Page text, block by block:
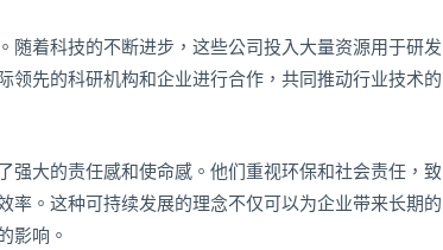
随着科技的不断进步，这些公司投入大量资源用于研发
领先的科研机构和企业进行合作，共同推动行业技术的
强大的责任感和使命感。他们重视环保和社会责任，致
率。这种可持续发展的理念不仅可以为企业带来长期的
影响。